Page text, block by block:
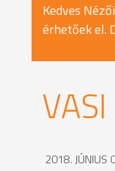
Kedves
érhetőek el.
2018. JÚNIUS